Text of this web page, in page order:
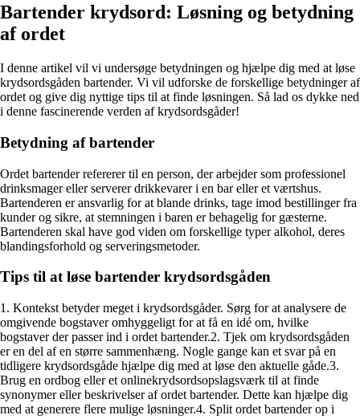
Bartender krydsord: Løsning og betydning
af ordet
I denne artikel vil vi undersøge betydningen og hjælpe dig med at løse
krydsordsgåden bartender. Vi vil udforske de forskellige betydninger af
ordet og give dig nyttige tips til at finde løsningen. Så lad os dykke ned
i denne fascinerende verden af krydsordsgåder!
Betydning af bartender
Ordet bartender refererer til en person, der arbejder som professionel
drinksmager eller serverer drikkevarer i en bar eller et værtshus.
Bartenderen er ansvarlig for at blande drinks, tage imod bestillinger fra
kunder og sikre, at stemningen i baren er behagelig for gæsterne.
Bartenderen skal have god viden om forskellige typer alkohol, deres
blandingsforhold og serveringsmetoder.
Tips til at løse bartender krydsordsgåden
1. Kontekst betyder meget i krydsordsgåder. Sørg for at analysere de
omgivende bogstaver omhyggeligt for at få en idé om, hvilke
bogstaver der passer ind i ordet bartender.2. Tjek om krydsordsgåden
er en del af en større sammenhæng. Nogle gange kan et svar på en
tidligere krydsordsgåde hjælpe dig med at løse den aktuelle gåde.3.
Brug en ordbog eller et onlinekrydsordsopslagsværk til at finde
synonymer eller beskrivelser af ordet bartender. Dette kan hjælpe dig
med at generere flere mulige løsninger.4. Split ordet bartender op i